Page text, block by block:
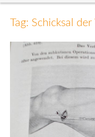
Inhalt
Tag: Schicksal